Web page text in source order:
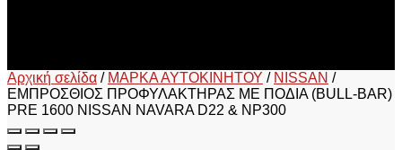
Αρχική σελίδα / ΜΑΡΚΑ ΑΥΤΟΚΙΝΗΤΟΥ / NISSAN /
ΕΜΠΡΟΣΘΙΟΣ ΠΡΟΦΥΛΑΚΤΗΡΑΣ ΜΕ ΠΟΔΙΑ (BULL-BAR)
PRE 1600 NISSAN NAVARA D22 & NP300